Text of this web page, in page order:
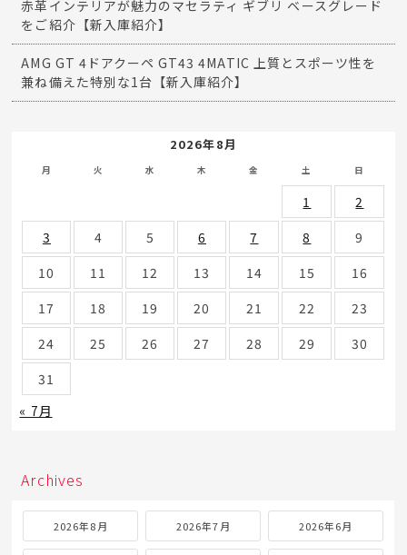
赤革インテリアが魅力のマセラティ ギブリ ベースグレード
をご紹介【新入庫紹介】
AMG GT 4ドアクーペ GT43 4MATIC 上質とスポーツ性を
兼ね備えた特別な1台【新入庫紹介】
2026年8月
月 火 水 木 金 土 日
1
2
3
4 5 6 7 8
9
10
11 12 13 14 15
16
17
18 19 20 21 22
23
24
25 26 27 28 29
30
31
« 7月
Archives
2026年8月 2026年7月 2026年6月